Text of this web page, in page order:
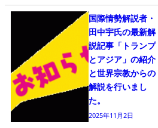
国際情勢解説者・
田中宇氏の最新解
説記事「トランプ
とアジア」の紹介
と世界宗教からの
解説を行いまし
た。
2025年11月2日